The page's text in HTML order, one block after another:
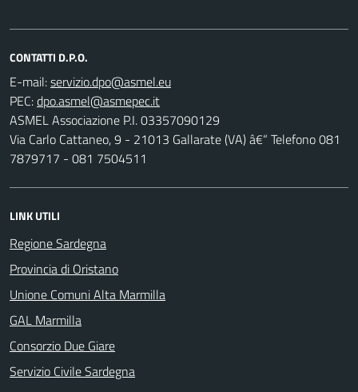
CONTATTI D.P.O.
E-mail:
PEC:
ASMEL Associazione P.I. 03357090129
Via Carlo Cattaneo, 9 - 21013 Gallarate (VA) â€“ Telefono 081
7879717 - 081 7504511
LINK UTILI
Regione Sardegna
Provincia di Oristano
Unione Comuni Alta Marmilla
GAL Marmilla
Consorzio Due Giare
Servizio Civile Sardegna